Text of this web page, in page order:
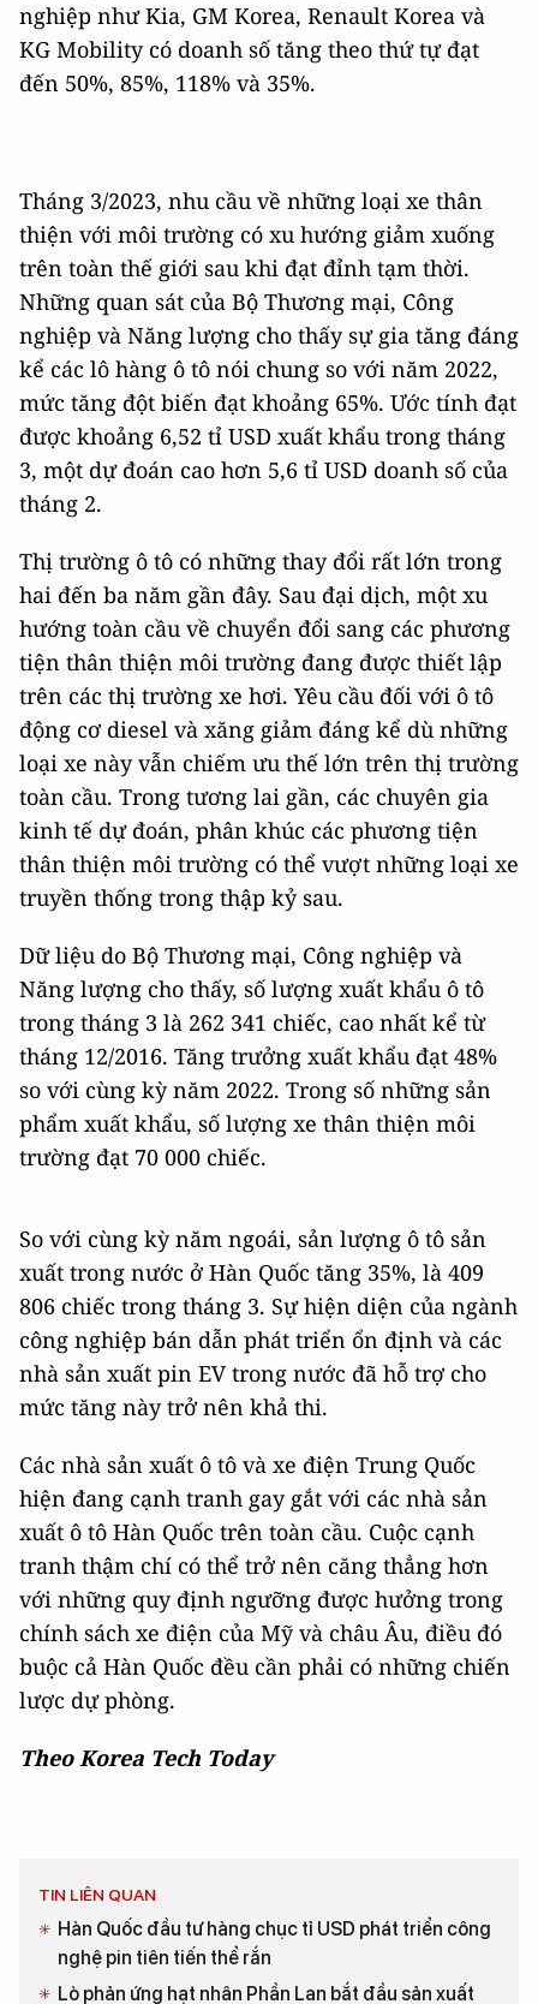
nghiệp như Kia, GM Korea, Renault Korea và
KG Mobility có doanh số tăng theo thứ tự đạt
đến 50%, 85%, 118% và 35%.
Tháng 3/2023, nhu cầu về những loại xe thân
thiện với môi trường có xu hướng giảm xuống
trên toàn thế giới sau khi đạt đỉnh tạm thời.
Những quan sát của Bộ Thương mại, Công
nghiệp và Năng lượng cho thấy sự gia tăng đáng
kể các lô hàng ô tô nói chung so với năm 2022,
mức tăng đột biến đạt khoảng 65%. Ước tính đạt
được khoảng 6,52 tỉ USD xuất khẩu trong tháng
3, một dự đoán cao hơn 5,6 tỉ USD doanh số của
tháng 2.
Thị trường ô tô có những thay đổi rất lớn trong
hai đến ba năm gần đây. Sau đại dịch, một xu
hướng toàn cầu về chuyển đổi sang các phương
tiện thân thiện môi trường đang được thiết lập
trên các thị trường xe hơi. Yêu cầu đối với ô tô
động cơ diesel và xăng giảm đáng kể dù những
loại xe này vẫn chiếm ưu thế lớn trên thị trường
toàn cầu. Trong tương lai gần, các chuyên gia
kinh tế dự đoán, phân khúc các phương tiện
thân thiện môi trường có thể vượt những loại xe
truyền thống trong thập kỷ sau.
Dữ liệu do Bộ Thương mại, Công nghiệp và
Năng lượng cho thấy, số lượng xuất khẩu ô tô
trong tháng 3 là 262 341 chiếc, cao nhất kể từ
tháng 12/2016. Tăng trưởng xuất khẩu đạt 48%
so với cùng kỳ năm 2022. Trong số những sản
phẩm xuất khẩu, số lượng xe thân thiện môi
trường đạt 70 000 chiếc.
So với cùng kỳ năm ngoái, sản lượng ô tô sản
xuất trong nước ở Hàn Quốc tăng 35%, là 409
806 chiếc trong tháng 3. Sự hiện diện của ngành
công nghiệp bán dẫn phát triển ổn định và các
nhà sản xuất pin EV trong nước đã hỗ trợ cho
mức tăng này trở nên khả thi.
Các nhà sản xuất ô tô và xe điện Trung Quốc
hiện đang cạnh tranh gay gắt với các nhà sản
xuất ô tô Hàn Quốc trên toàn cầu. Cuộc cạnh
tranh thậm chí có thể trở nên căng thẳng hơn
với những quy định ngưỡng được hưởng trong
chính sách xe điện của Mỹ và châu Âu, điều đó
buộc cả Hàn Quốc đều cần phải có những chiến
lược dự phòng.
Theo Korea Tech Today
TIN LIÊN QUAN
Hàn Quốc đầu tư hàng chục tỉ USD phát triển công
nghệ pin tiên tiến thể rắn
Lò phản ứng hạt nhân Phần Lan bắt đầu sản xuất